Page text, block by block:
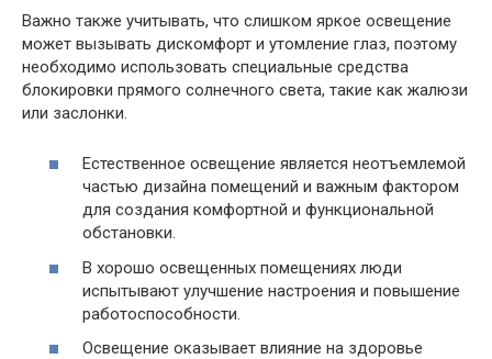
Важно также учитывать, что слишком яркое освещение
может вызывать дискомфорт и утомление глаз, поэтому
необходимо использовать специальные средства
блокировки прямого солнечного света, такие как жалюзи
или заслонки.
Естественное освещение является неотъемлемой
частью дизайна помещений и важным фактором
для создания комфортной и функциональной
обстановки.
В хорошо освещенных помещениях люди
испытывают улучшение настроения и повышение
работоспособности.
Освещение оказывает влияние на здоровье